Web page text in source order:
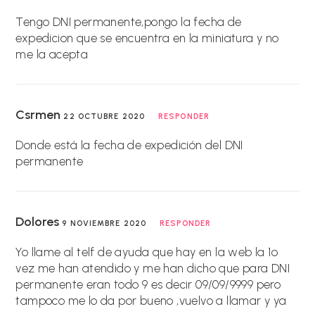
Tengo DNI permanente,pongo la fecha de
expedicion que se encuentra en la miniatura y no
me la acepta
Csrmen 22 OCTUBRE 2020 RESPONDER
Donde está la fecha de expedición del DNI
permanente
Dolores 9 NOVIEMBRE 2020 RESPONDER
Yo llame al telf de ayuda que hay en la web la 1º
vez me han atendido y me han dicho que para DNI
permanente eran todo 9 es decir 09/09/9999 pero
tampoco me lo da por bueno ,vuelvo a llamar y ya